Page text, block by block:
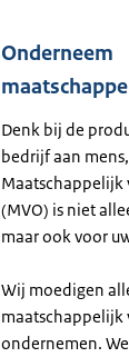
Onderneem
Denk bij de
bedrijf aan
(MVO) is niet
maar ook voor
Wij moedigen
maatschappelijk
ondernemen.